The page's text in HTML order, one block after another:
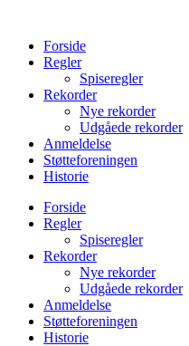
indholdForside
Regler
Spiseregler
Rekorder
Nye rekorder
Udgåede rekorder
Anmeldelse
Støtteforeningen
Historie
Forside
Regler
Spiseregler
Rekorder
Nye rekorder
Udgåede rekorder
Anmeldelse
Støtteforeningen
Historie